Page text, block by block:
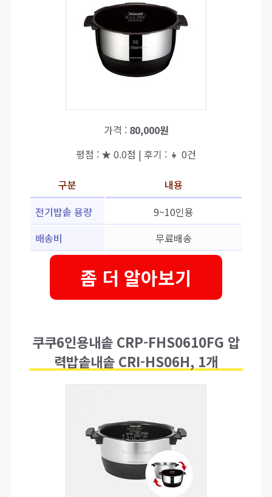
가격 : 80,000원
평점 : ★ 0.0점 | 후기 : 👧 0건
구분
내용
전기밥솥 용량
9~10인용
배송비
무료배송
좀 더 알아보기
쿠쿠6인용내솥 CRP-FHS0610FG 압
력밥솥내솥 CRI-HS06H, 1개